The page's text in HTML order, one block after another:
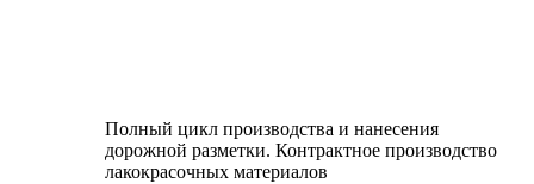
Полный цикл производства и нанесения
дорожной разметки. Контрактное производство
лакокрасочных материалов